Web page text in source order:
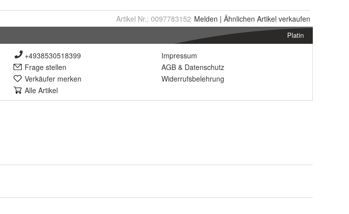
Artikel Nr.: 0097783152 Melden | Ähnlichen Artikel verkaufen
Platin
+4938530518399
Frage stellen
Verkäufer merken
Alle Artikel
Impressum
AGB & Datenschutz
Widerrufsbelehrung